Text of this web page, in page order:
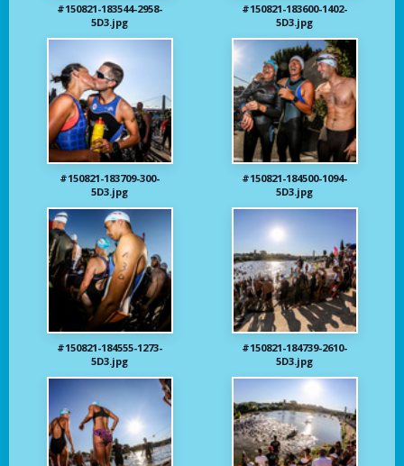
#150821-183544-2958-
5D3.jpg
#150821-183600-1402-
5D3.jpg
#150821-183709-300-
5D3.jpg
#150821-184500-1094-
5D3.jpg
#150821-184555-1273-
5D3.jpg
#150821-184739-2610-
5D3.jpg